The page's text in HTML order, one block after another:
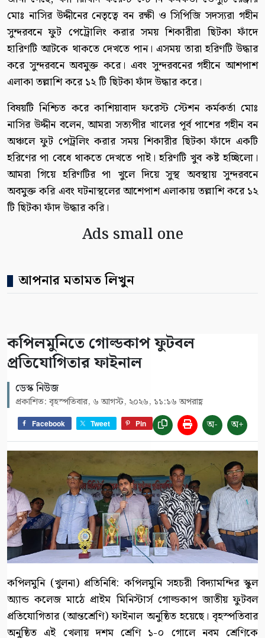
মোঃ নাসির উদ্দীনের নেতৃত্বে বন রক্ষী ও সিপিজি সদস্যরা গহীন
সুন্দরবনে ফুট পেট্রোলিং করার সময় শিকারীরা ছিটকা ফাঁদে
হারিণটি আটকে থাকতে দেখতে পান। এসময় তারা হরিণটি উদ্ধার
করে সুন্দরবনে অবমুক্ত করে। এবং সুন্দরবনের গহীনে আশপাশ
এলাকা তল্লাশি করে ১২ টি ছিটকা ফাঁদ উদ্ধার করে।
বিষয়টি নিশ্চিত করে কাশিয়াবাদ ফরেস্ট স্টেশন কর্মকর্তা মোঃ
নাসির উদ্দীন বলেন, আমরা সত্যপীর খালের পূর্ব পাশের গহীন বন
অঞ্চলে ফুট পেট্রলিং করার সময় শিকারীর ছিটকা ফাঁদে একটি
হরিণের পা বেধে থাকতে দেখতে পাই। হরিণটি খুব কষ্ট হচ্ছিলো।
আমরা গিয়ে হরিণটির পা খুলে দিয়ে সুস্থ অবস্থায় সুন্দরবনে
অবমুক্ত করি এবং ঘটনাস্থলের আশেপাশ এলাকায় তল্লাশি করে ১২
টি ছিটকা ফাঁদ উদ্ধার করি।
Ads small one
আপনার মতামত লিখুন
কপিলমুনিতে গোল্ডকাপ ফুটবল
প্রতিযোগিতার ফাইনাল
ডেস্ক নিউজ
প্রকাশিত: বৃহস্পতিবার, ৬ আগস্ট, ২০২৬, ১১:১৬ অপরাহ্ণ
Facebook Tweet Pin অ- অ+
কপিলমুনি (খুলনা) প্রতিনিধি: কপিলমুনি সহচরী বিদ্যামন্দির স্কুল
অ্যান্ড কলেজ মাঠে প্রাইম মিনিস্টার্স গোল্ডকাপ জাতীয় ফুটবল
প্রতিযোগিতার (আন্তশ্রেণি) ফাইনাল অনুষ্ঠিত হয়েছে। বৃহস্পতিবার
অনুষ্ঠিত এই খেলায় দশম শ্রেণি ১-০ গোলে নবম শ্রেণিকে